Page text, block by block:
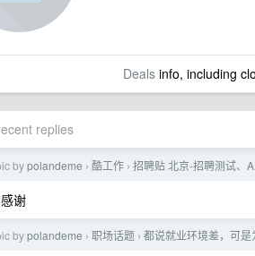
Dealsinfo, including
replies
bypolandeme › 酷工作 › 招聘贴 北京-招聘测试、
谢
bypolandeme › 职场话题 › 都说就业环境差，可